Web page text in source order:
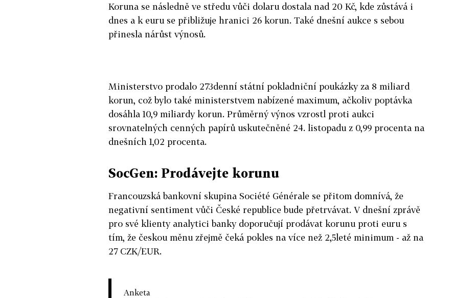
Koruna se následně ve středu vůči dolaru dostala nad 20 Kč, kde zůstává i
dnes a k euru se přibližuje hranici 26 korun. Také dnešní aukce s sebou
přinesla nárůst výnosů.
Ministerstvo prodalo 273denní státní pokladniční poukázky za 8 miliard
korun, což bylo také ministerstvem nabízené maximum, ačkoliv poptávka
dosáhla 10,9 miliardy korun. Průměrný výnos vzrostl proti aukci
srovnatelných cenných papírů uskutečněné 24. listopadu z 0,99 procenta na
dnešních 1,02 procenta.
SocGen: Prodávejte korunu
Francouzská bankovní skupina Société Générale se přitom domnívá, že
negativní sentiment vůči České republice bude přetrvávat. V dnešní zprávě
pro své klienty analytici banky doporučují prodávat korunu proti euru s
tím, že českou měnu zřejmě čeká pokles na více než 2,5leté minimum - až na
27 CZK/EUR.
Anketa